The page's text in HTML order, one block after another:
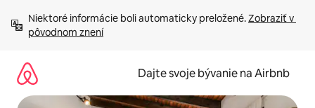
obsah.
Niektoré informácie boli automaticky preložené. Zobraziť v
pôvodnom znení
Dajte svoje bývanie na Airbnb